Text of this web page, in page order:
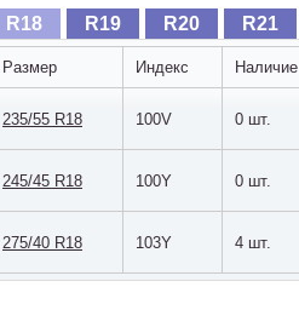
R18 R19 R20 R21
Размер Индекс Наличие
235/55 R18 100V 0 шт.
245/45 R18 100Y 0 шт.
275/40 R18 103Y 4 шт.